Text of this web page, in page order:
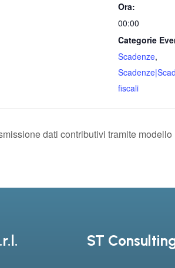
Ora:
00:00
Categorie
Scadenze,
fiscali
dati contributivi tramite
ST